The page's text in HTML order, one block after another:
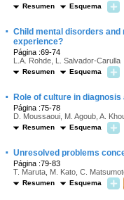
Resumen Esquema
· Child mental disorders
experience?
Página :69-74
L.A. Rohde, L. Salvador-Carulla
Resumen Esquema
· Role of culture in
Página :75-78
D. Moussaoui, M. Agoub, A.
Resumen Esquema
· Unresolved problems
Página :79-83
T. Maruta, M. Kato, C.
Resumen Esquema